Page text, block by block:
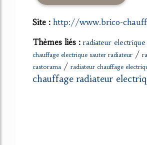
Site : http://www.brico-
Thèmes liés : radiateur
chauffage electrique sauter radiateur /
castorama / radiateur chauffage
chauffage radiateur